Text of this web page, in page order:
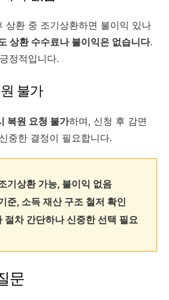
상환 중 조기상환하면 불이익 있나
상환 수수료나 불이익은 없습니다.
정적입니다.
불가
복원 요청 불가하며, 신청 후 감면
중한 결정이 필요합니다.
기상환 가능, 불이익 없음
준, 소득 재산 구조 철저 확인
절차 간단하나 신중한 선택 필요
문